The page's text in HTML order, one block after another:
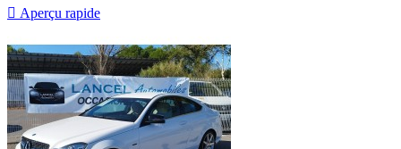
 Aperçu rapide